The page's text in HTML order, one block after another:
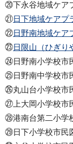
⑳下永谷地域ケア
㉑日下地域ケアプ
㉒日野南地域ケア
㉓日限山（ひぎり
㉔日野南小学校市
㉕日野南中学校市
㉖丸山台小学校市
㉗上大岡小学校市
㉘港南台第二小学
㉙日下小学校市民